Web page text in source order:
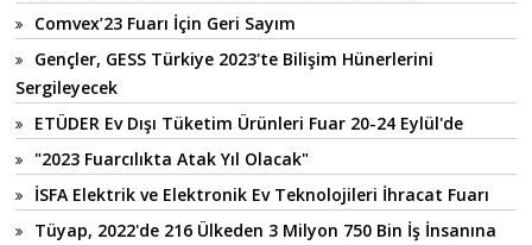
Comvex’23 Fuarı İçin Geri Sayım
Gençler, GESS Türkiye 2023'te Bilişim Hünerlerini
Sergileyecek
ETÜDER Ev Dışı Tüketim Ürünleri Fuar 20-24 Eylül'de
"2023 Fuarcılıkta Atak Yıl Olacak"
İSFA Elektrik ve Elektronik Ev Teknolojileri İhracat Fuarı
Tüyap, 2022'de 216 Ülkeden 3 Milyon 750 Bin İş İnsanına